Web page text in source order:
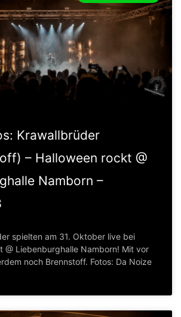
Krawallbrüder
– Halloween rockt @
Namborn –
spielten am 31. Oktober live bei
@ Liebenburghalle Namborn! Mit vor
noch Brennstoff. Fotos: Da Noize